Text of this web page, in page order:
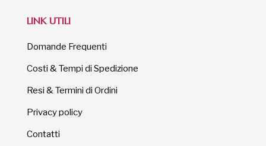
LINK UTILI
Domande Frequenti
Costi & Tempi di Spedizione
Resi & Termini di Ordini
Privacy policy
Contatti